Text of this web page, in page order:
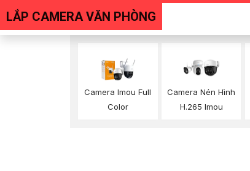
LẮP CAMERA VĂN PHÒNG
Camera Imou Full
Color
Camera Nén Hình
H.265 Imou